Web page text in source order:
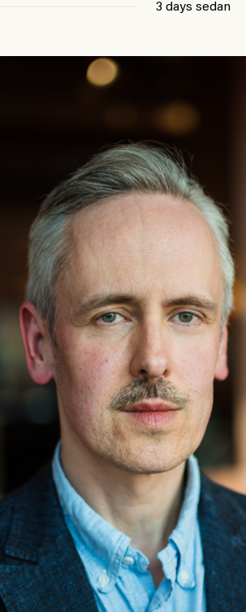
3 days sedan